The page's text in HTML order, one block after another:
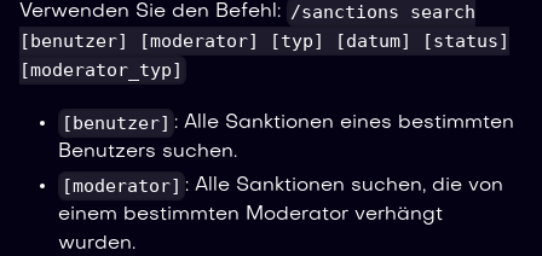
Verwenden Sie den Befehl: /sanctions search
[benutzer] [moderator] [typ] [datum] [status]
[moderator_typ]
[benutzer] : Alle Sanktionen eines bestimmten
Benutzers suchen.
[moderator] : Alle Sanktionen suchen, die von
einem bestimmten Moderator verhängt
wurden.